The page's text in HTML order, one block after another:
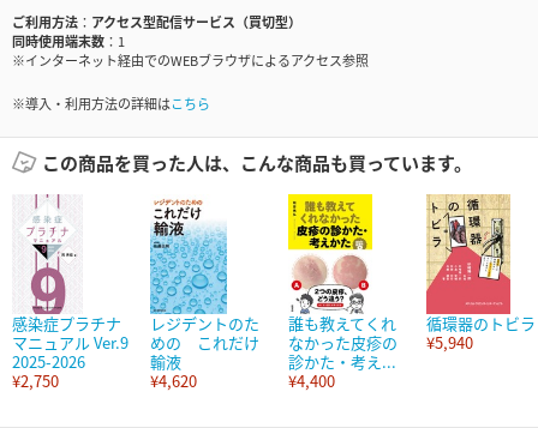
ご利用方法
アクセス型配信サービス（買切型）
同時使用端末数
1
※インターネット経由でのWEBブラウザによるアクセス参照
※導入・利用方法の詳細はこちら
この商品を買った人は、こんな商品も買っています。
感染症プラチナ
マニュアル Ver.9
2025-2026
¥2,750
レジデントのた
めの これだけ
輸液
¥4,620
誰も教えてくれ
なかった皮疹の
診かた・考え...
¥4,400
循環器のトビラ
¥5,940